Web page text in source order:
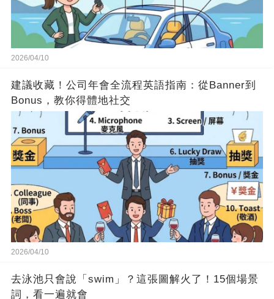
2026/04/10
建議收藏！公司年會全流程英語指南：從Banner到
Bonus，教你得體地社交
2026/04/10
去泳池只會說「swim」？這張圖解火了！15個場景
詞，看一遍就會